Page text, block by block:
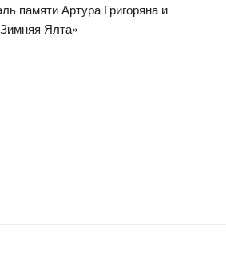
памяти Артура Григоряна и
Ялта»